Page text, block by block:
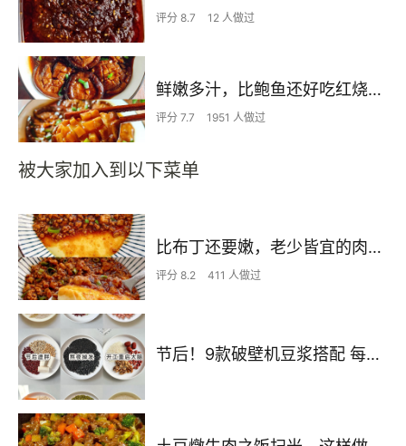
评分 8.7 12 人做过
鲜嫩多汁，比鲍鱼还好吃红烧香菇
评分 7.7 1951 人做过
被大家加入到以下菜单
比布丁还要嫩，老少皆宜的肉沫蒸蛋
评分 8.2 411 人做过
节后！9款破壁机豆浆搭配 每天不重样喝出好状态！